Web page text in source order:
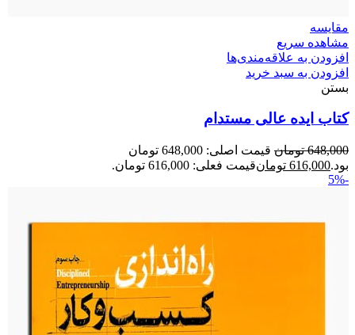
مقایسه
مشاهده سریع
افزودن به علاقه‌مندی‌ها
افزودن به سبد خرید
بستن
کتاب ایده عالی مستدام
648,000 تومان
قیمت اصلی: 648,000 تومان
بود.616,000 تومانقیمت فعلی: 616,000 تومان.
-5%